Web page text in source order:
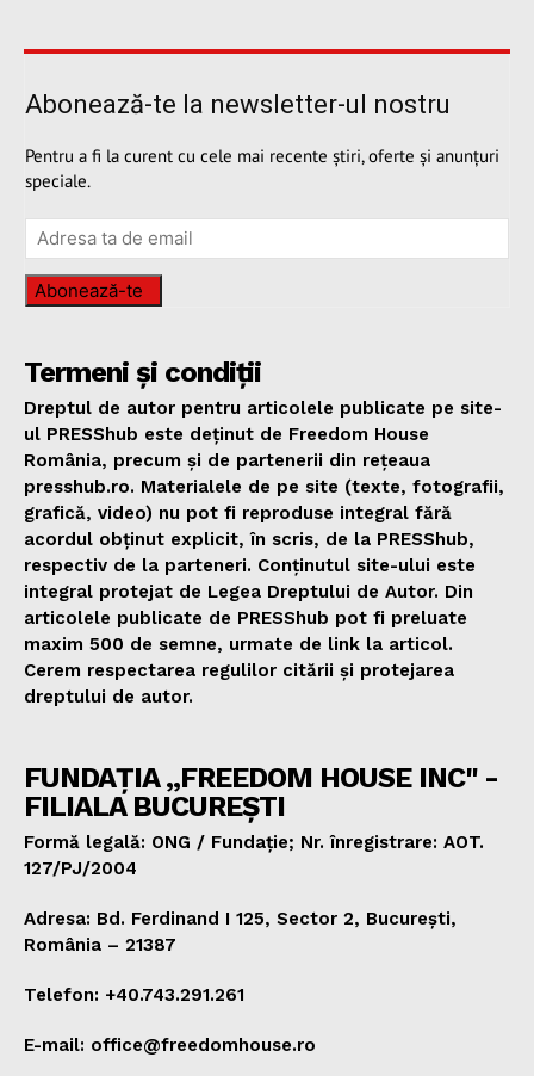
Abonează-te la newsletter-ul nostru
Pentru a fi la curent cu cele mai recente știri, oferte și anunțuri
speciale.
Abonează-te
Termeni și condiții
Dreptul de autor pentru articolele publicate pe site-
ul PRESShub este deținut de Freedom House
România, precum și de partenerii din rețeaua
presshub.ro. Materialele de pe site (texte, fotografii,
grafică, video) nu pot fi reproduse integral fără
acordul obținut explicit, în scris, de la PRESShub,
respectiv de la parteneri. Conținutul site-ului este
integral protejat de Legea Dreptului de Autor. Din
articolele publicate de PRESShub pot fi preluate
maxim 500 de semne, urmate de link la articol.
Cerem respectarea regulilor citării și protejarea
dreptului de autor.
FUNDAȚIA „FREEDOM HOUSE INC" -
FILIALA BUCUREȘTI
Formă legală: ONG / Fundație; Nr. înregistrare: AOT.
127/PJ/2004
Adresa: Bd. Ferdinand I 125, Sector 2, București,
România – 21387
Telefon: +40.743.291.261
E-mail: office@freedomhouse.ro